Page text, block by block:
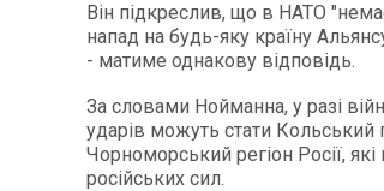
Він підкреслив, що в НАТО
напад на будь-яку країну
- матиме однакову відповідь.
За словами Нойманна, у разі
ударів можуть стати Кольський
Чорноморський регіон Росії,
російських сил.